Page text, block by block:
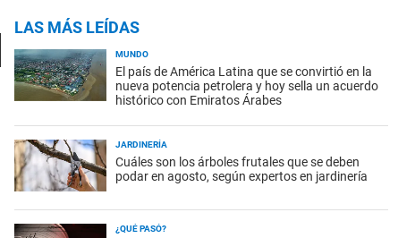
LAS MÁS LEÍDAS
MUNDO
El país de América Latina que se convirtió en la
nueva potencia petrolera y hoy sella un acuerdo
histórico con Emiratos Árabes
JARDINERÍA
Cuáles son los árboles frutales que se deben
podar en agosto, según expertos en jardinería
¿QUÉ PASÓ?